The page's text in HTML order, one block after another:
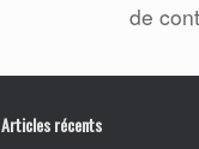
de
Articles récents